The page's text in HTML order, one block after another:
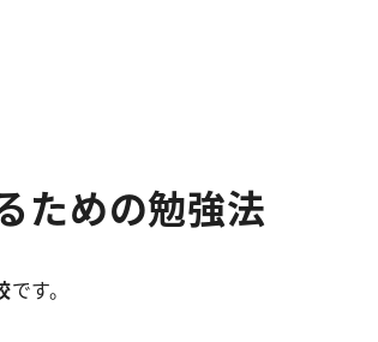
ための勉強法
です。